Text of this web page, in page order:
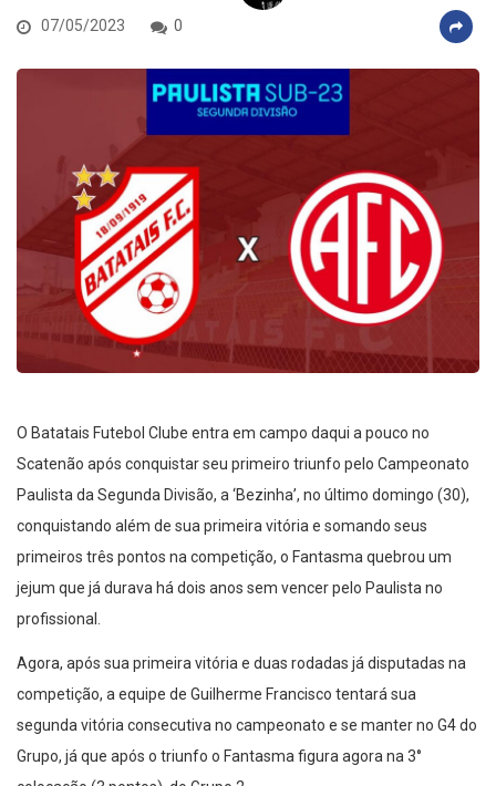
07/05/2023 0
O Batatais Futebol Clube entra em campo daqui a pouco no
Scatenão após conquistar seu primeiro triunfo pelo Campeonato
Paulista da Segunda Divisão, a ‘Bezinha’, no último domingo (30),
conquistando além de sua primeira vitória e somando seus
primeiros três pontos na competição, o Fantasma quebrou um
jejum que já durava há dois anos sem vencer pelo Paulista no
profissional.
Agora, após sua primeira vitória e duas rodadas já disputadas na
competição, a equipe de Guilherme Francisco tentará sua
segunda vitória consecutiva no campeonato e se manter no G4 do
Grupo, já que após o triunfo o Fantasma figura agora na 3°